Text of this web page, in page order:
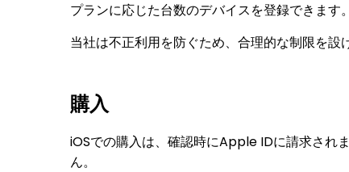
プランに応じた台数のデバイスを登録できます
当社は不正利用を防ぐため、合理的な制限を設
購入
iOSでの購入は、確認時にApple IDに請求され
ん。